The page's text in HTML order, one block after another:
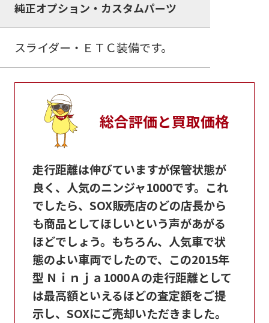
純正オプション・カスタムパーツ
スライダー・ＥＴＣ装備です。
総合評価と買取価格
走行距離は伸びていますが保管状態が
良く、人気のニンジャ1000です。これ
でしたら、SOX販売店のどの店長から
も商品としてほしいという声があがる
ほどでしょう。もちろん、人気車で状
態のよい車両でしたので、この2015年
型 Ｎｉｎｊａ1000Ａの走行距離として
は最高額といえるほどの査定額をご提
示し、SOXにご売却いただきました。